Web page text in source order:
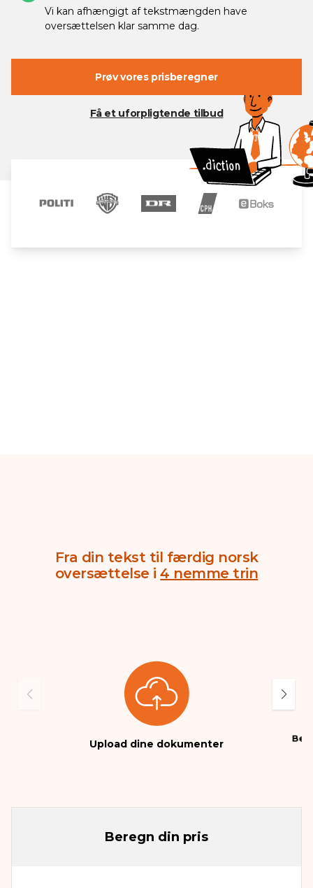
Vi kan afhængigt af tekstmængden have
oversættelsen klar samme dag.
Prøv vores prisberegner
Få et uforpligtende tilbud
Fra din tekst til færdig norsk
oversættelse i4 nemme trin
Upload dine dokumenter
Beregn din pris